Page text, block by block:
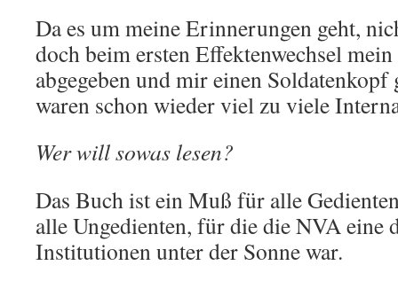
Da es um meine Erinnerungen geht,
doch beim ersten Effektenwechsel
abgegeben und mir einen Soldatenkopf
waren schon wieder viel zu viele
Wer will sowas lesen?
Das Buch ist ein Muß für alle
alle Ungedienten, für die die NVA eine
Institutionen unter der Sonne war.